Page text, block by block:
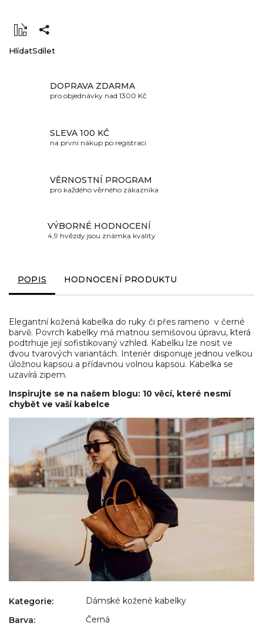
HlídatSdílet
DOPRAVA ZDARMA
pro objednávky nad 1300 Kč
SLEVA 100 KČ
na první nákup po registraci
VĚRNOSTNÍ PROGRAM
pro každého věrného zákazníka
VÝBORNÉ HODNOCENÍ
4,9 hvězdy jsou známka kvality
POPIS HODNOCENÍ PRODUKTU
Elegantní kožená kabelka do ruky či přes rameno v černé
barvě. Povrch kabelky má matnou semišovou úpravu, která
podtrhuje její sofistikovaný vzhled. Kabelku lze nosit ve
dvou tvarových variantách. Interiér disponuje jednou velkou
úložnou kapsou a přídavnou volnou kapsou. Kabelka se
uzavírá zipem.
Inspirujte se na našem blogu: 10 věcí, které nesmí
chybět ve vaší kabelce
Kategorie:
Dámské kožené kabelky
Barva: Černá